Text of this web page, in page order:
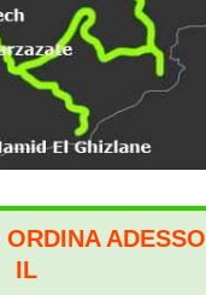
ADESSO
IL